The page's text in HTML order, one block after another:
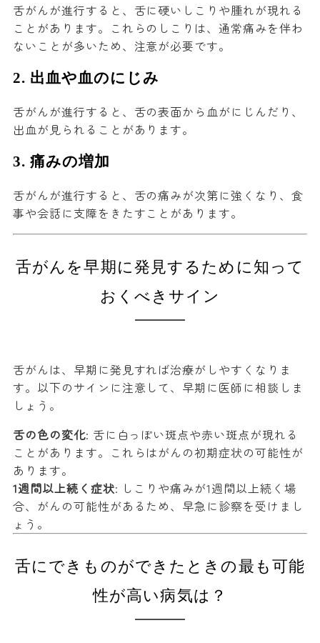
舌がんが進行すると、舌に硬いしこりや腫れが現れる
ことがあります。これらのしこりは、通常痛みを伴わ
ないことが多いため、注意が必要です。
2. 出血や血のにじみ
舌がんが進行すると、舌の表面から血がにじんだり、
出血が見られることがあります。
3. 痛みの増加
舌がんが進行すると、舌の痛みが次第に強くなり、食
事や会話に支障をきたすことがあります。
舌がんを早期に発見するために知って
おくべきサイン
舌がんは、早期に発見すれば治療がしやすくなりま
す。以下のサインに注意して、早期に医師に相談しま
しょう。
舌の色の変化: 舌に白っぽい斑点や赤い斑点が現れる
ことがあります。これらはがんの初期症状の可能性が
あります。
1週間以上続く症状: しこりや痛みが1週間以上続く場
合、がんの可能性があるため、早急に診察を受けまし
ょう。
舌にできものができたときの最も可能
性が高い病気は？